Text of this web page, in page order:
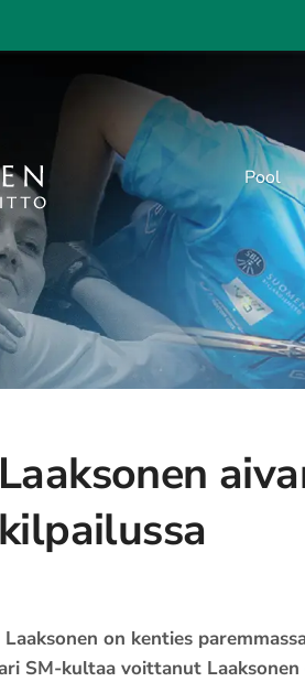
Pool
on kenties
SM-kultaa voittanut